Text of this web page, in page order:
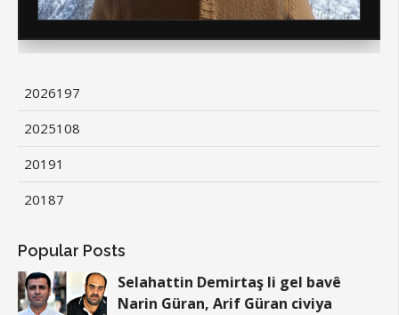
2026197
2025108
20191
20187
Popular Posts
Selahattin Demirtaş li gel bavê
Narin Güran, Arif Güran civiya